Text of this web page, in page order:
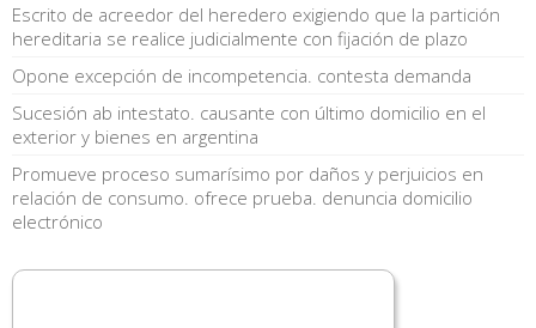
Escrito de acreedor del heredero exigiendo que la partición
hereditaria se realice judicialmente con fijación de plazo
Opone excepción de incompetencia. contesta demanda
Sucesión ab intestato. causante con último domicilio en el
exterior y bienes en argentina
Promueve proceso sumarísimo por daños y perjuicios en
relación de consumo. ofrece prueba. denuncia domicilio
electrónico